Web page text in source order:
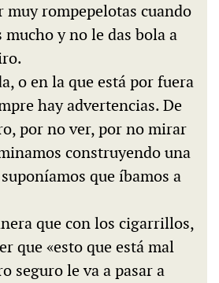
muy rompepelotas cuando
mucho y no le das bola a
o en la que está por fuera
hay advertencias. De
por no ver, por no mirar
construyendo una
que íbamos a
que con los cigarrillos,
que «esto que está mal
seguro le va a pasar a